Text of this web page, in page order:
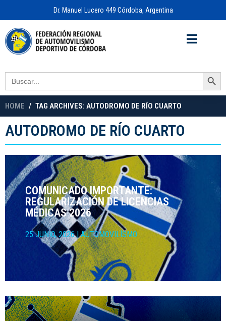
Dr. Manuel Lucero 449 Córdoba, Argentina
Search
for:
Search Button
HOME TAG ARCHIVES: AUTODROMO DE RÍO CUARTO
AUTODROMO DE RÍO CUARTO
COMUNICADO IMPORTANTE:
REGULARIZACIÓN DE LICENCIAS
MÉDICAS 2026
25 JUNIO, 2026 | AUTOMOVILÍSMO